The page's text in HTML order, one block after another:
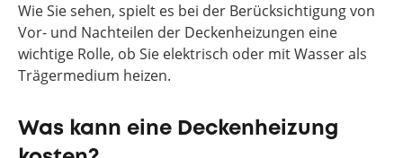
Wie Sie sehen, spielt es bei der Berücksichtigung von
Vor- und Nachteilen der Deckenheizungen eine
wichtige Rolle, ob Sie elektrisch oder mit Wasser als
Trägermedium heizen.
Was kann eine Deckenheizung